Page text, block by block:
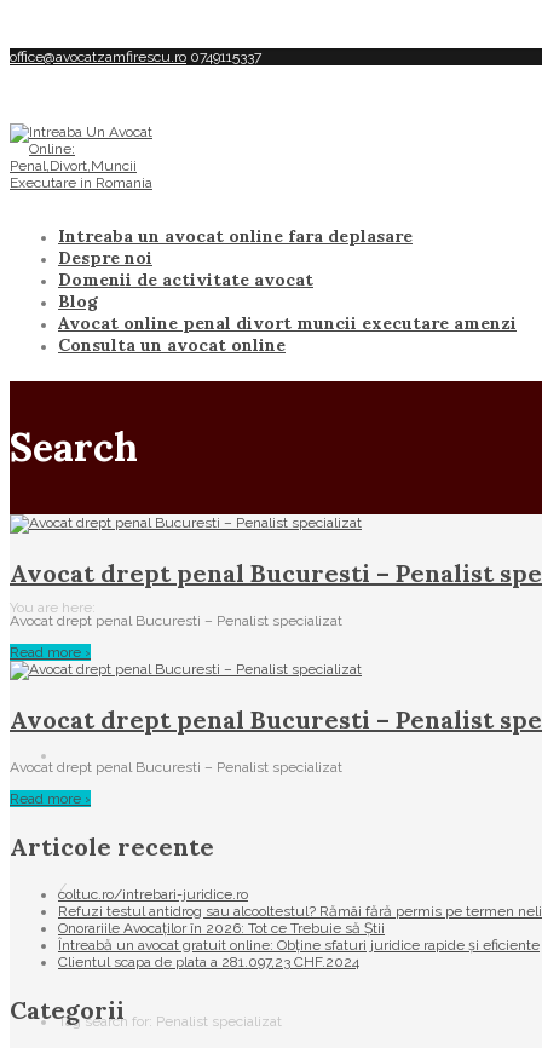
office@avocatzamfirescu.ro 0749115337
Intreaba un avocat online fara deplasare
Despre noi
Domenii de activitate avocat
Blog
Avocat online penal divort muncii executare amenzi
Consulta un avocat online
Search
You are here:
/
Tag search for: Penalist specializat
Avocat drept penal Bucuresti – Penalist
Avocat drept penal Bucuresti – Penalist specializat
Read more ›
Avocat drept penal Bucuresti – Penalist
Avocat drept penal Bucuresti – Penalist specializat
Read more ›
Articole recente
coltuc.ro/intrebari-juridice.ro
Refuzi testul antidrog sau alcooltestul? Rămâi fără permis pe termen
Onorariile Avocaților în 2026: Tot ce Trebuie să Știi
Întreabă un avocat gratuit online: Obține sfaturi juridice rapide și eficiente
Clientul scapa de plata a 281.097,23 CHF.2024
Categorii